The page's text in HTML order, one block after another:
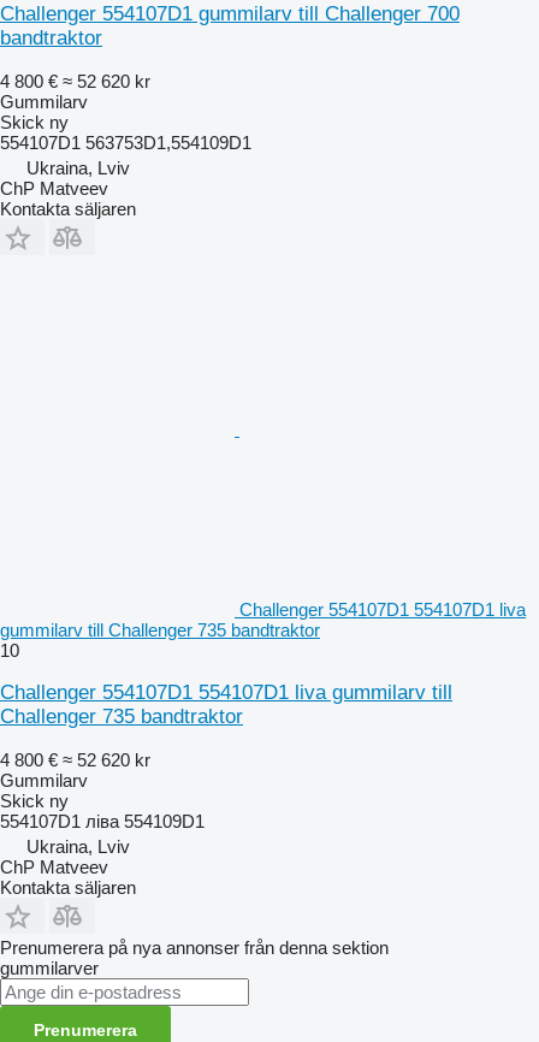
Challenger 554107D1 gummilarv till Challenger 700
bandtraktor
4 800 € ≈ 52 620 kr
Gummilarv
Skick ny
554107D1 563753D1,554109D1
Ukraina, Lviv
ChP Matveev
Kontakta säljaren
Challenger 554107D1 554107D1 liva
gummilarv till Challenger 735 bandtraktor
10
Challenger 554107D1 554107D1 liva gummilarv till
Challenger 735 bandtraktor
4 800 € ≈ 52 620 kr
Gummilarv
Skick ny
554107D1 ліва 554109D1
Ukraina, Lviv
ChP Matveev
Kontakta säljaren
Prenumerera på nya annonser från denna sektion
gummilarver
Prenumerera